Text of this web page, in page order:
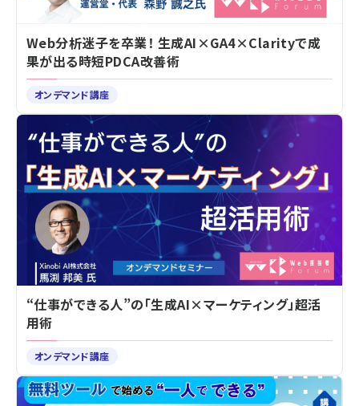
Web分析迷子を卒業！ 生成AI×GA4×Clarityで成
果が出る時短PDCA改善術
オンデマンド講座
“仕事ができる人”の「生成AI×マーケティング」超活
用術
オンデマンド講座